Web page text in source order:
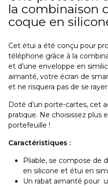
la combinaison
coque en
Cet étui a été conçu pour
téléphone grâce à la
et d’une enveloppe en
aimanté, votre écran de
et ne risquera pas de se rayer.
Doté d’un porte-cartes, cet
pratique. Ne choisissez plus
portefeuille !
Caractéristiques :
Pliable, se compose de
en silicone et étui en
Un rabat aimanté pour